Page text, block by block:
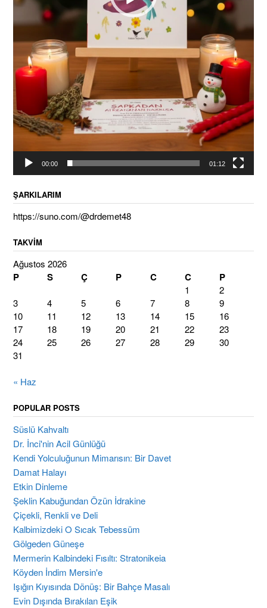
00:00 01:12
ŞARKILARIM
https://suno.com/@drdemet48
TAKVIM
Ağustos 2026
P S Ç P C C P
1
2
3
4 5 6 7 8
9
10
11 12 13 14 15
16
17
18 19 20 21 22
23
24
25 26 27 28 29
30
31
« Haz
POPULAR POSTS
Süslü Kahvaltı
Dr. İnci'nin Acil Günlüğü
Kendi Yolculuğunun Mimarısın: Bir Davet
Damat Halayı
Etkin Dinleme
Şeklin Kabuğundan Özün İdrakine
Çiçekli, Renkli ve Deli
Kalbimizdeki O Sıcak Tebessüm
Gölgeden Güneşe
Mermerin Kalbindeki Fısıltı: Stratonikeia
Köyden İndim Mersin'e
Işığın Kıyısında Dönüş: Bir Bahçe Masalı
Evin Dışında Bırakılan Eşik